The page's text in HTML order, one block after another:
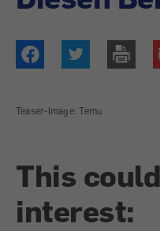
Teaser-Image: Temu
This
interest: